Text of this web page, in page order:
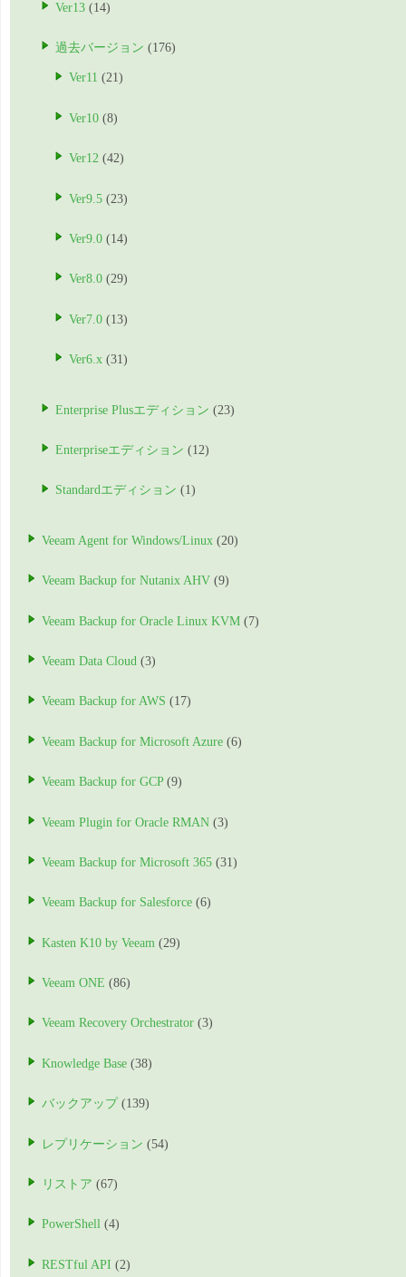
Ver13 (14)
過去バージョン (176)
Ver11 (21)
Ver10 (8)
Ver12 (42)
Ver9.5 (23)
Ver9.0 (14)
Ver8.0 (29)
Ver7.0 (13)
Ver6.x (31)
Enterprise Plusエディション (23)
Enterpriseエディション (12)
Standardエディション (1)
Veeam Agent for Windows/Linux (20)
Veeam Backup for Nutanix AHV (9)
Veeam Backup for Oracle Linux KVM (7)
Veeam Data Cloud (3)
Veeam Backup for AWS (17)
Veeam Backup for Microsoft Azure (6)
Veeam Backup for GCP(9)
Veeam Plugin for Oracle RMAN (3)
Veeam Backup for Microsoft 365 (31)
Veeam Backup for Salesforce (6)
Kasten K10 by Veeam (29)
Veeam ONE (86)
Veeam Recovery Orchestrator (3)
Knowledge Base (38)
バックアップ (139)
レプリケーション (54)
リストア (67)
PowerShell (4)
RESTful API (2)